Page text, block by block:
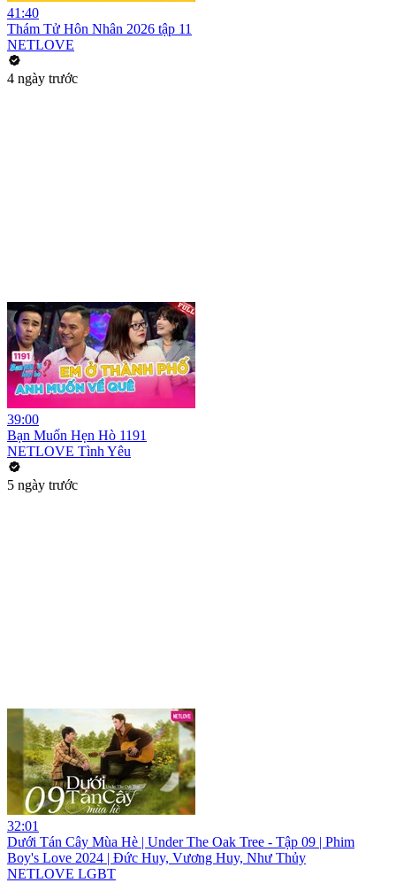
41:40
Thám Tử Hôn Nhân 2026 tập 11
NETLOVE
4 ngày trước
39:00
Bạn Muốn Hẹn Hò 1191
NETLOVE Tình Yêu
5 ngày trước
32:01
Dưới Tán Cây Mùa Hè | Under The Oak Tree - Tập 09 | Phim
Boy's Love 2024 | Đức Huy, Vương Huy, Như Thủy
NETLOVE LGBT